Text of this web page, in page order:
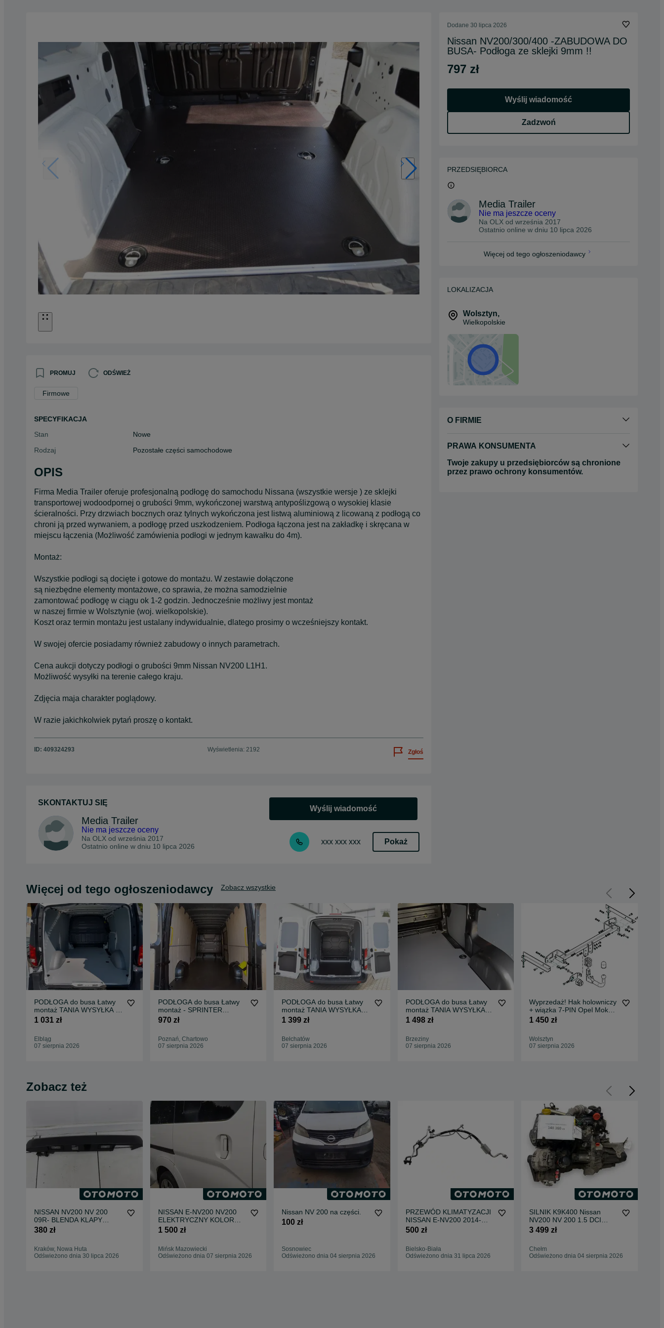
PROMUJ ODŚWIEŻ
Firmowe
SPECYFIKACJA
Stan
Nowe
Rodzaj
Pozostałe części samochodowe
OPIS
Firma Media Trailer oferuje profesjonalną podłogę do samochodu Nissana (wszystkie wersje ) ze sklejki
transportowej wodoodpornej o grubości 9mm, wykończonej warstwą antypoślizgową o wysokiej klasie
ścieralności. Przy drzwiach bocznych oraz tylnych wykończona jest listwą aluminiową z licowaną z podłogą co
chroni ją przed wyrwaniem, a podłogę przed uszkodzeniem. Podłoga łączona jest na zakładkę i skręcana w
miejscu łączenia (Możliwość zamówienia podłogi w jednym kawałku do 4m).
Montaż:
Wszystkie podłogi są docięte i gotowe do montażu. W zestawie dołączone
są niezbędne elementy montażowe, co sprawia, że można samodzielnie
zamontować podłogę w ciągu ok 1-2 godzin. Jednocześnie możliwy jest montaż
w naszej firmie w Wolsztynie (woj. wielkopolskie).
Koszt oraz termin montażu jest ustalany indywidualnie, dlatego prosimy o wcześniejszy kontakt.
W swojej ofercie posiadamy również zabudowy o innych parametrach.
Cena aukcji dotyczy podłogi o grubości 9mm Nissan NV200 L1H1.
Możliwość wysyłki na terenie całego kraju.
Zdjęcia maja charakter poglądowy.
W razie jakichkolwiek pytań proszę o kontakt.
ID: 409324293 Wyświetlenia: 2192 Zgłoś
SKONTAKTUJ SIĘ
Media Trailer
Nie ma jeszcze oceny
Na OLX od września 2017
Ostatnio online w dniu 10 lipca 2026
Wyślij wiadomość
xxx xxx xxx Pokaż
Dodane 30 lipca 2026
Nissan NV200/300/400 -ZABUDOWA DO
BUSA- Podłoga ze sklejki 9mm !!
797 zł
Wyślij wiadomość
Zadzwoń
PRZEDSIĘBIORCA
Media Trailer
Nie ma jeszcze oceny
Na OLX od września 2017
Ostatnio online w dniu 10 lipca 2026
Więcej od tego ogłoszeniodawcy
LOKALIZACJA
Wolsztyn,
Wielkopolskie
O FIRMIE
PRAWA KONSUMENTA
Twoje zakupy u przedsiębiorców są chronione
przez prawo ochrony konsumentów.
Więcej od tego ogłoszeniodawcy Zobacz wszystkie
PODŁOGA do busa Łatwy
montaż TANIA WYSYŁKA -
Zabudowa Busa VITO L3 !!
1 031 zł
Elbląg
07 sierpnia 2026
PODŁOGA do busa Łatwy
montaż - SPRINTER
wszystkie modele !!
970 zł
Poznań, Chartowo
07 sierpnia 2026
PODŁOGA do busa Łatwy
montaż TANIA WYSYŁKA
Zabudowa T CUSTOM L2 !!
1 399 zł
Bełchatów
07 sierpnia 2026
PODŁOGA do busa Łatwy
montaż TANIA WYSYŁKA
Zabudowa Busa Jumper L4
1 498 zł
Brzeziny
07 sierpnia 2026
Wyprzedaż! Hak holowniczy
+ wiązka 7-PIN Opel Mokka
(2012-)
1 450 zł
Wolsztyn
07 sierpnia 2026
Zobacz też
NISSAN NV200 NV 200
09R- BLENDA KLAPY
BAGAŻNIKA TYŁ LISTWA
380 zł
Kraków, Nowa Huta
Odświeżono dnia 30 lipca 2026
NISSAN E-NV200 NV200
ELEKTRYCZNY KOLOR
QM1 DRZWI PRZESUWNE
1 500 zł
Mińsk Mazowiecki
Odświeżono dnia 07 sierpnia 2026
Nissan NV 200 na części.
100 zł
Sosnowiec
Odświeżono dnia 04 sierpnia 2026
PRZEWÓD KLIMATYZACJI
NISSAN E-NV200 2014-
2021 92441-4FB0C
500 zł
Bielsko-Biała
Odświeżono dnia 31 lipca 2026
SILNIK K9K400 Nissan
NV200 NV 200 1.5 DCI
86KM diesel kompletny 148
3 499 zł
Chełm
Odświeżono dnia 04 sierpnia 2026